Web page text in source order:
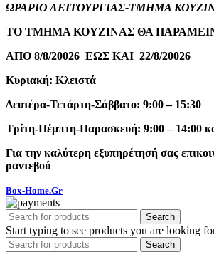
ΩΡΑΡΙΟ ΛΕΙΤΟΥΡΓΙΑΣ-ΤΜΗΜΑ
ΤΟ ΤΜΗΜΑ ΚΟΥΖΙΝΑΣ ΘΑ
ΑΠΟ 8/8/20026 ΕΩΣ ΚΑΙ 22/8/20026
Κυριακή: Κλειστά
Δευτέρα-Τετάρτη-Σάββατο: 9:00 – 15:30
Τρίτη-Πέμπτη-Παρασκευή: 9:00 – 14:00
Για την καλύτερη εξυπηρέτησή σας
ραντεβού
Box-Home.Gr
Search
Start typing to see products you are looking
Search